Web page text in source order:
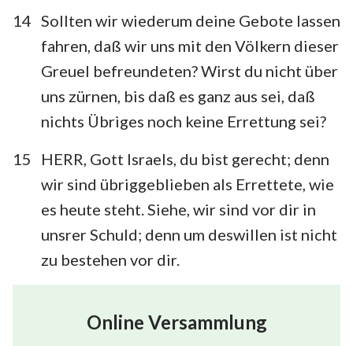
14 Sollten wir wiederum deine Gebote lassen
fahren, daß wir uns mit den Völkern dieser
Greuel befreundeten? Wirst du nicht über
uns zürnen, bis daß es ganz aus sei, daß
nichts Übriges noch keine Errettung sei?
15
HERR, Gott Israels, du bist gerecht; denn
wir sind übriggeblieben als Errettete, wie
es heute steht. Siehe, wir sind vor dir in
unsrer Schuld; denn um deswillen ist nicht
zu bestehen vor dir.
Online Versammlung